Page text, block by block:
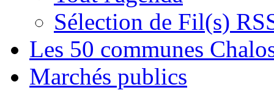
Sélection de Fil(s)
Les 50 communes
Marchés publics